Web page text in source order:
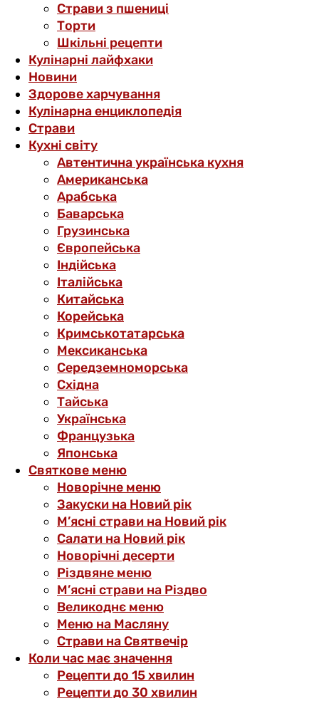
Страви з пшениці
Торти
Шкільні рецепти
Кулінарні лайфхаки
Новини
Здорове харчування
Кулінарна енциклопедія
Страви
Кухні світу
Автентична українська кухня
Американська
Арабська
Баварська
Грузинська
Європейська
Індійська
Італійська
Китайська
Корейська
Кримськотатарська
Мексиканська
Середземноморська
Східна
Тайська
Українська
Французька
Японська
Святкове меню
Новорічне меню
Закуски на Новий рік
М’ясні страви на Новий рік
Салати на Новий рік
Новорічні десерти
Різдвяне меню
М’ясні страви на Різдво
Великоднє меню
Меню на Масляну
Страви на Святвечір
Коли час має значення
Рецепти до 15 хвилин
Рецепти до 30 хвилин